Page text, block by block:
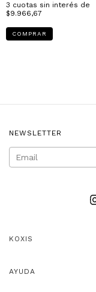
3 cuotas sin interés de
$9.966,67
COMPRAR
NEWSLETTER
KOXIS
AYUDA